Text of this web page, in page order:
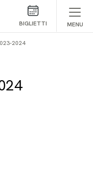
BIGLIETTI MENU
2024